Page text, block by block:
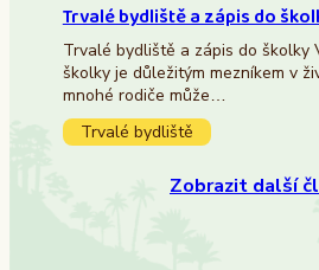
Trvalé bydliště a zápis do
Trvalé bydliště a zápis do školky
školky je důležitým mezníkem v
mnohé rodiče může…
Trvalé bydliště
Zobrazit další